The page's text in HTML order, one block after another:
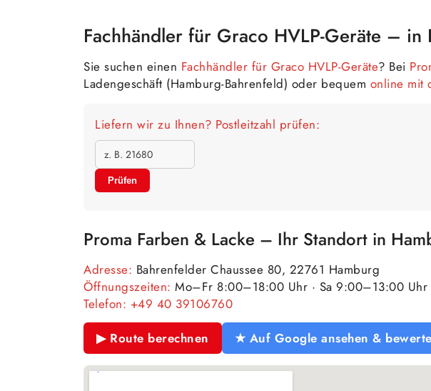
Fachhändler für Graco HVLP-Geräte –
Sie suchen einen Fachhändler für Graco HVLP-Geräte? Bei
Ladengeschäft (Hamburg-Bahrenfeld) oder bequem online mit
Liefern wir zu Ihnen? Postleitzahl prüfen:
Prüfen
Proma Farben & Lacke – Ihr Standort in
Adresse: Bahrenfelder Chaussee 80, 22761 Hamburg
Öffnungszeiten: Mo–Fr 8:00–18:00 Uhr · Sa 9:00–13:00 Uhr
Telefon: +49 40 39106760
▶ Route berechnen ★ Auf Google ansehen &